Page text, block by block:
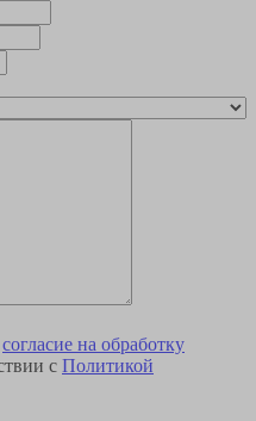
согласие на обработку
с Политикой